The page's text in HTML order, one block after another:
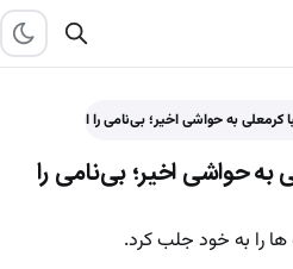
کرمعلی به حواشی اخیر؛ بی‌نامی را انتخاب…
به حواشی اخیر؛ بی‌نامی را
ها را به خود جلب کرد.